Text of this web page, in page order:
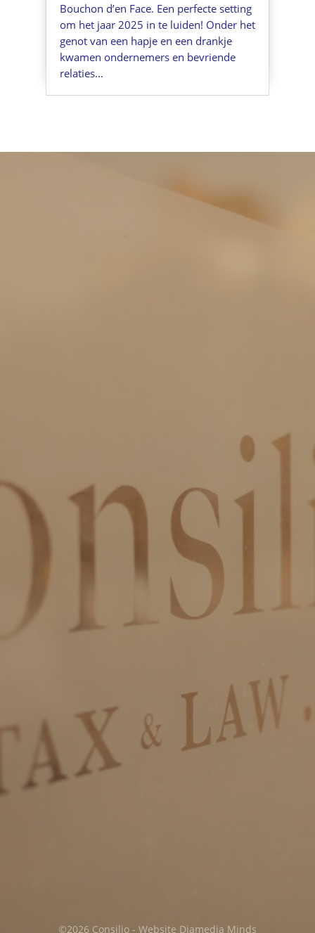
Bouchon d’en Face. Een perfecte setting
om het jaar 2025 in te luiden! Onder het
genot van een hapje en een drankje
kwamen ondernemers en bevriende
relaties...
NL51 RABO 0301 1762 80
Download:
Algemene voorwaarden
Privacy voorwaarden
©2026 Consilio - Website Diamedia Minds